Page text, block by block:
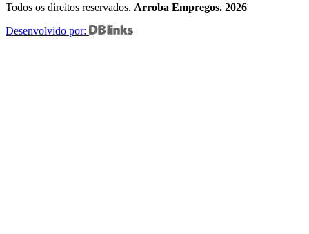
Todos os direitos reservados. Arroba Empregos. 2026
Desenvolvido por: